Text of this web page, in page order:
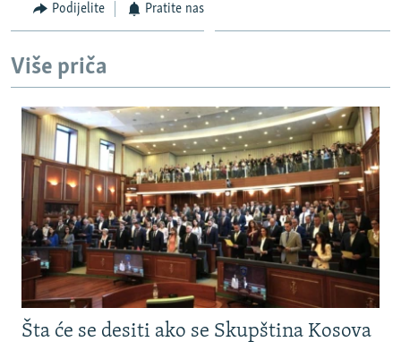
POST SCRIPTUM
TRI DECENIJE OD RATA U BIH
SVE KARTE DEJTONA
NASTANAK I RASPAD JUGOSLAVIJE
Podijelite Pratite nas
Više priča
Šta će se desiti ako se Skupština Kosova